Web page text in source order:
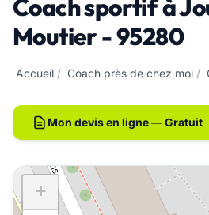
Coach sportif à
Moutier - 95280
Accueil / Coach près de chez moi /
Mon devis en ligne — Gratuit
+